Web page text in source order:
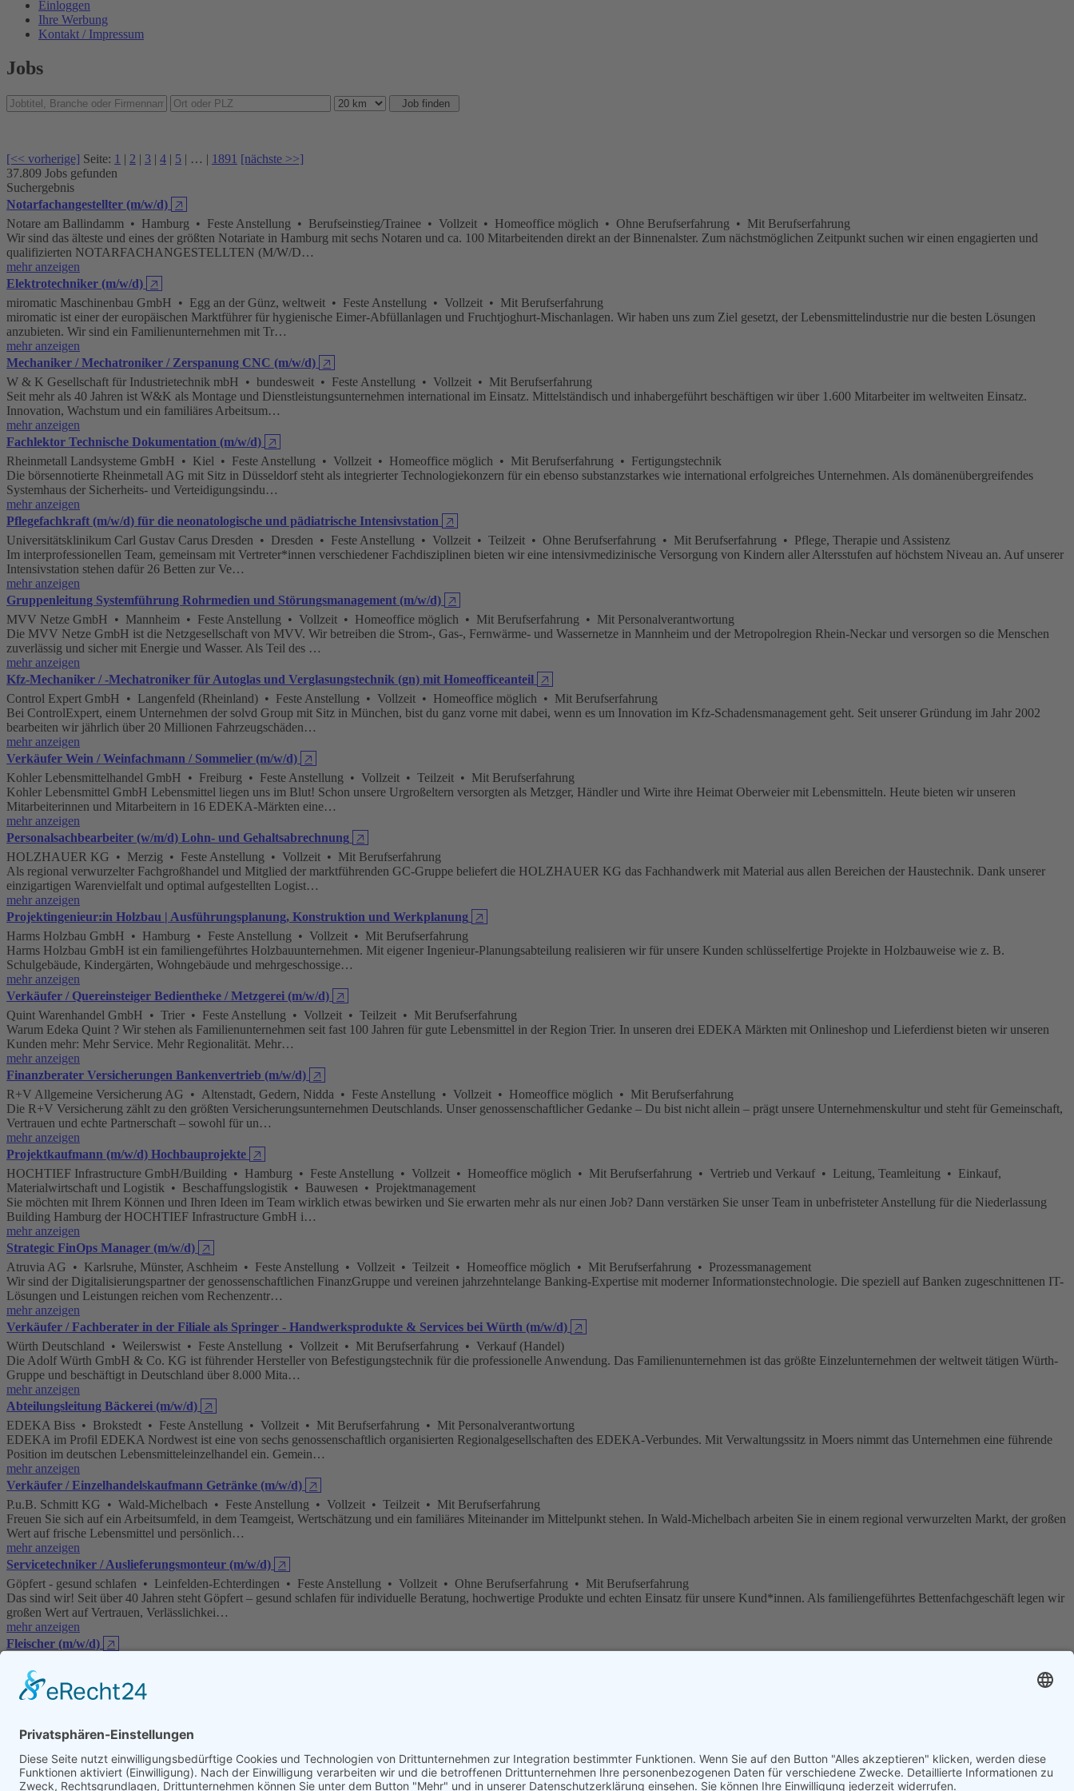
Einloggen
Ihre Werbung
Kontakt / Impressum
Jobs
[<< vorherige] Seite: 1 | 2 | 3 | 4 | 5 | … | 1891 [nächste >>]
37.809 Jobs gefunden
Suchergebnis
Notarfachangestellter (m/w/d) 🡥
Notare am Ballindamm • Hamburg • Feste Anstellung • Berufseinstieg/Trainee • Vollzeit • Homeoffice möglich • Ohne Berufserfahrung • Mit Berufserfahrung
Wir sind das älteste und eines der größten Notariate in Hamburg mit sechs Notaren und ca. 100 Mitar­beitenden direkt an der Binnen­alster. Zum nächst­möglichen Zeit­punkt suchen wir einen engagierten und
qualifi­zierten NOTARFACHANGESTELLTEN (M/W/D…
mehr anzeigen
Elektrotechniker (m/w/d) 🡥
miromatic Maschinenbau GmbH • Egg an der Günz, weltweit • Feste Anstellung • Vollzeit • Mit Berufserfahrung
miromatic ist einer der europäischen Marktführer für hygienische Eimer-Abfüllanlagen und Fruchtjoghurt-Mischanlagen. Wir haben uns zum Ziel gesetzt, der Lebensmittelindustrie nur die besten Lösungen
anzubieten. Wir sind ein Familienunternehmen mit Tr…
mehr anzeigen
Mechaniker / Mechatroniker / Zerspanung CNC (m/w/d) 🡥
W & K Gesellschaft für Industrietechnik mbH • bundesweit • Feste Anstellung • Vollzeit • Mit Berufserfahrung
Seit mehr als 40 Jahren ist W&K als Montage und Dienstleistungsunternehmen international im Einsatz. Mittelständisch und inhabergeführt beschäftigen wir über 1.600 Mitarbeiter im weltweiten Einsatz.
Innovation, Wachstum und ein familiäres Arbeitsum…
mehr anzeigen
Fachlektor Technische Dokumentation (m/w/d) 🡥
Rheinmetall Landsysteme GmbH • Kiel • Feste Anstellung • Vollzeit • Homeoffice möglich • Mit Berufserfahrung • Fertigungstechnik
Die börsennotierte Rheinmetall AG mit Sitz in Düsseldorf steht als integrierter Technologiekonzern für ein ebenso substanzstarkes wie international erfolgreiches Unternehmen. Als domänenübergreifendes
Systemhaus der Sicherheits- und Verteidigungsindu…
mehr anzeigen
Pflegefachkraft (m/w/d) für die neonatologische und pädiatrische Intensivstation
🡥
Universitätsklinikum Carl Gustav Carus Dresden • Dresden • Feste Anstellung • Vollzeit • Teilzeit • Ohne Berufserfahrung • Mit Berufserfahrung • Pflege, Therapie und Assistenz
Im interprofessionellen Team, gemeinsam mit Vertreter*innen verschiedener Fachdisziplinen bieten wir eine intensivmedizinische Versorgung von Kindern aller Altersstufen auf höchstem Niveau an. Auf unserer
Intensivstation stehen dafür 26 Betten zur Ve…
mehr anzeigen
Gruppenleitung Systemführung Rohrmedien und Störungsmanagement (m/w/d) 🡥
MVV Netze GmbH • Mannheim • Feste Anstellung • Vollzeit • Homeoffice möglich • Mit Berufserfahrung • Mit Personalverantwortung
Die MVV Netze GmbH ist die Netzgesellschaft von MVV. Wir betreiben die Strom-, Gas-, Fernwärme- und Wassernetze in Mannheim und der Metropolregion Rhein-Neckar und versorgen so die Menschen
zuverlässig und sicher mit Energie und Wasser. Als Teil des …
mehr anzeigen
Kfz-Mechaniker / -Mechatroniker für Autoglas und Verglasungstechnik (gn) mit Homeofficeanteil 🡥
Control Expert GmbH • Langenfeld (Rheinland) • Feste Anstellung • Vollzeit • Homeoffice möglich • Mit Berufserfahrung
Bei ControlExpert, einem Unternehmen der solvd Group mit Sitz in München, bist du ganz vorne mit dabei, wenn es um Innovation im Kfz-Schadensmanagement geht. Seit unserer Gründung im Jahr 2002
bearbeiten wir jährlich über 20 Millionen Fahrzeugschäden…
mehr anzeigen
Verkäufer Wein / Weinfachmann / Sommelier (m/w/d) 🡥
Kohler Lebensmittelhandel GmbH • Freiburg • Feste Anstellung • Vollzeit • Teilzeit • Mit Berufserfahrung
Kohler Lebensmittel GmbH Lebensmittel liegen uns im Blut! Schon unsere Urgroßeltern versorgten als Metzger, Händler und Wirte ihre Heimat Oberweier mit Lebensmitteln. Heute bieten wir unseren
Mitarbeiterinnen und Mitarbeitern in 16 EDEKA-Märkten eine…
mehr anzeigen
Personalsachbearbeiter (w/m/d) Lohn- und Gehaltsabrechnung
🡥
HOLZHAUER KG • Merzig • Feste Anstellung • Vollzeit • Mit Berufserfahrung
Als regional verwurzelter Fachgroßhandel und Mitglied der marktführenden GC-Gruppe beliefert die HOLZHAUER KG das Fachhandwerk mit Material aus allen Bereichen der Haustechnik. Dank unserer
einzigartigen Warenvielfalt und optimal aufgestellten Logist…
mehr anzeigen
Projektingenieur:in Holzbau | Ausführungsplanung, Konstruktion und Werkplanung
🡥
Harms Holzbau GmbH • Hamburg • Feste Anstellung • Vollzeit • Mit Berufserfahrung
Harms Holzbau GmbH ist ein familiengeführtes Holzbauunternehmen. Mit eigener Ingenieur-Planungsabteilung realisieren wir für unsere Kunden schlüsselfertige Projekte in Holzbauweise wie z. B.
Schulgebäude, Kindergärten, Wohngebäude und mehrgeschossige…
mehr anzeigen
Verkäufer / Quereinsteiger Bedientheke / Metzgerei (m/w/d) 🡥
Quint Warenhandel GmbH • Trier • Feste Anstellung • Vollzeit • Teilzeit • Mit Berufserfahrung
Warum Edeka Quint ? Wir stehen als Familienunternehmen seit fast 100 Jahren für gute Lebensmittel in der Region Trier. In unseren drei EDEKA Märkten mit Onlineshop und Lieferdienst bieten wir unseren
Kunden mehr: Mehr Service. Mehr Regionalität. Mehr…
mehr anzeigen
Finanzberater Versicherungen Bankenvertrieb (m/w/d) 🡥
R+V Allgemeine Versicherung AG • Altenstadt, Gedern, Nidda • Feste Anstellung • Vollzeit • Homeoffice möglich • Mit Berufserfahrung
Die R+V Versicherung zählt zu den größten Versicherungsunternehmen Deutschlands. Unser genossenschaftlicher Gedanke – Du bist nicht allein – prägt unsere Unternehmenskultur und steht für Gemeinschaft,
Vertrauen und echte Partnerschaft – sowohl für un…
mehr anzeigen
Projektkaufmann (m/w/d) Hochbauprojekte 🡥
HOCHTIEF Infrastructure GmbH/Building • Hamburg • Feste Anstellung • Vollzeit • Homeoffice möglich • Mit Berufserfahrung • Vertrieb und Verkauf • Leitung, Teamleitung • Einkauf,
Materialwirtschaft und Logistik • Beschaffungslogistik • Bauwesen • Projektmanagement
Sie möchten mit Ihrem Können und Ihren Ideen im Team wirklich etwas bewirken und Sie erwarten mehr als nur einen Job? Dann verstärken Sie unser Team in unbefristeter Anstellung für die Niederlassung
Building Hamburg der HOCHTIEF Infrastructure GmbH i…
mehr anzeigen
Strategic FinOps Manager (m/w/d) 🡥
Atruvia AG • Karlsruhe, Münster, Aschheim • Feste Anstellung • Vollzeit • Teilzeit • Homeoffice möglich • Mit Berufserfahrung • Prozessmanagement
Wir sind der Digitalisierungspartner der genossenschaftlichen FinanzGruppe und vereinen jahrzehntelange Banking-Expertise mit moderner Informationstechnologie. Die speziell auf Banken zugeschnittenen IT-
Lösungen und Leistungen reichen vom Rechenzentr…
mehr anzeigen
Verkäufer / Fachberater in der Filiale als Springer - Handwerksprodukte & Services bei Würth (m/w/d) 🡥
Würth Deutschland • Weilerswist • Feste Anstellung • Vollzeit • Mit Berufserfahrung • Verkauf (Handel)
Die Adolf Würth GmbH & Co. KG ist führender Hersteller von Befestigungstechnik für die professionelle Anwendung. Das Familienunternehmen ist das größte Einzelunternehmen der weltweit tätigen Würth-
Gruppe und beschäftigt in Deutschland über 8.000 Mita…
mehr anzeigen
Abteilungsleitung Bäckerei (m/w/d) 🡥
EDEKA Biss • Brokstedt • Feste Anstellung • Vollzeit • Mit Berufserfahrung • Mit Personalverantwortung
EDEKA im Profil EDEKA Nordwest ist eine von sechs genossenschaftlich organisierten Regionalgesellschaften des EDEKA-Verbundes. Mit Verwaltungssitz in Moers nimmt das Unternehmen eine führende
Position im deutschen Lebensmitteleinzelhandel ein. Gemein…
mehr anzeigen
Verkäufer / Einzelhandelskaufmann Getränke (m/w/d) 🡥
P.u.B. Schmitt KG • Wald-Michelbach • Feste Anstellung • Vollzeit • Teilzeit • Mit Berufserfahrung
Freuen Sie sich auf ein Arbeitsumfeld, in dem Teamgeist, Wertschätzung und ein familiäres Miteinander im Mittelpunkt stehen. In Wald-Michelbach arbeiten Sie in einem regional verwurzelten Markt, der großen
Wert auf frische Lebensmittel und persönlich…
mehr anzeigen
Servicetechniker / Auslieferungsmonteur (m/w/d) 🡥
Göpfert - gesund schlafen • Leinfelden-Echterdingen • Feste Anstellung • Vollzeit • Ohne Berufserfahrung • Mit Berufserfahrung
Das sind wir! Seit über 40 Jahren steht Göpfert – gesund schlafen für individuelle Beratung, hochwertige Produkte und echten Einsatz für unsere Kund*innen. Als familiengeführtes Bettenfachgeschäft legen wir
großen Wert auf Vertrauen, Verlässlichkei…
mehr anzeigen
Fleischer (m/w/d) 🡥
EDEKA im Profil EDEKA Nordwest ist eine von sechs genossenschaftlich organisierten Regionalgesellschaften des EDEKA-Verbundes. Mit Verwaltungssitz in Moers nimmt das Unternehmen eine führende
Position im deutschen Lebensmitteleinzelhandel ein. Gemein…
STEULER - KCH GmbH • Siershahn • Feste Anstellung • Vollzeit • Mit Berufserfahrung
Ankommen. Vorankommen. Steuler.1908 gegründet, ist das mittelständische Traditionsunternehmen Steuler heute spezialisiert auf industrielle Auskleidungen und als Anlagenbauer für Umwelt- und Beiztechnik
rund um den Globus tätig. Die gesamte Unternehme…
mehr anzeigen